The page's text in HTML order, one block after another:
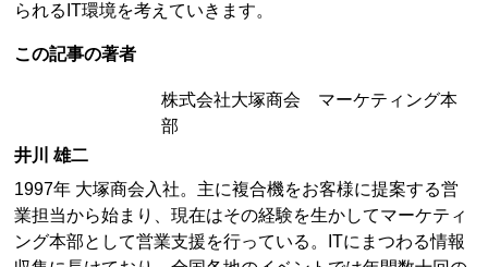
られるIT環境を考えていきます。
この記事の著者
株式会社大塚商会 マーケティング本
部
井川 雄二
1997年 大塚商会入社。主に複合機をお客様に提案する営
業担当から始まり、現在はその経験を生かしてマーケティ
ング本部として営業支援を行っている。ITにまつわる情報